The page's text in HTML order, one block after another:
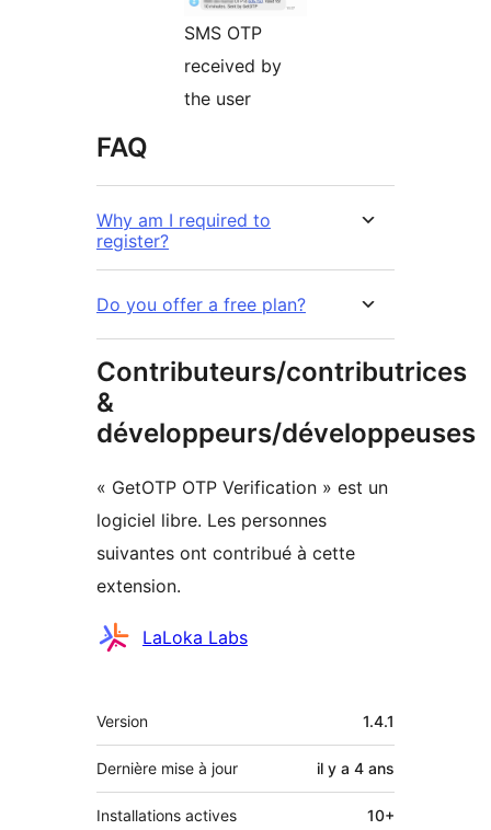
SMS OTP
received by
the user
FAQ
Why am I required to
register?
Do you offer a free plan?
Contributeurs/contributrices
&
développeurs/développeuses
« GetOTP OTP Verification » est un
logiciel libre. Les personnes
suivantes ont contribué à cette
extension.
Contributeurs
LaLoka Labs
Méta
Version 1.4.1
Dernière mise à jour il y a 4 ans
Installations actives 10+